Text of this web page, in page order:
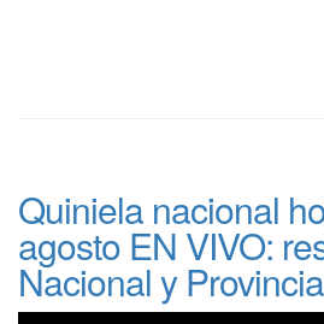
Quiniela nacional
agosto EN VIVO:
Nacional y Provincia